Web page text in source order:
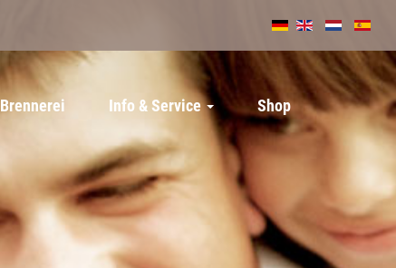
Brennerei Info & Service Shop